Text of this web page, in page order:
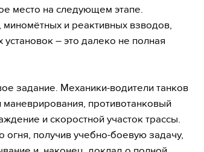
место на следующем этапе.
и реактивных взводов,
– это далеко не полная
задание. Механики-водители танков
противотанковый
и скоростной участок трассы.
огня, получив учебно-боевую задачу,